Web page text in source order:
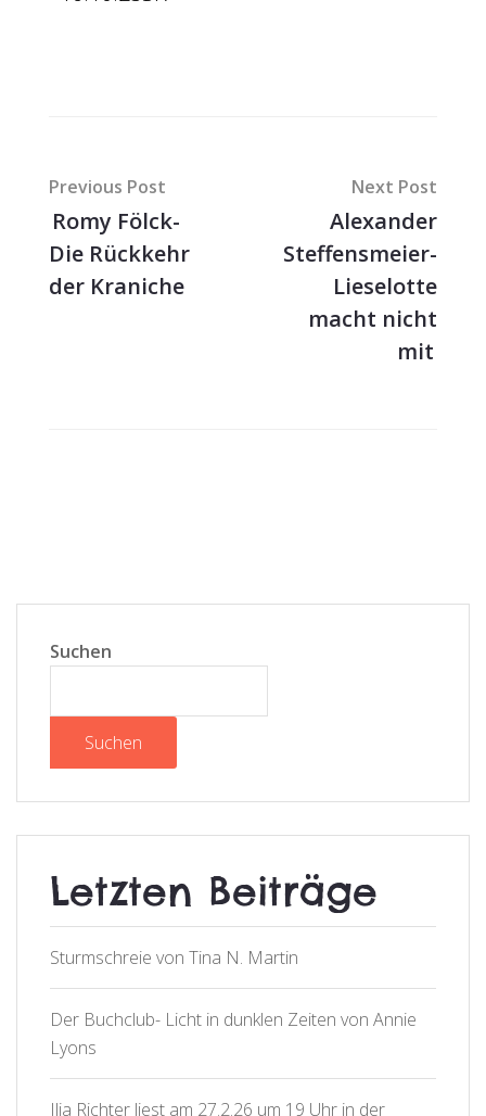
Previous Post
Romy Fölck-
Die Rückkehr
der Kraniche
Next Post
Alexander
Steffensmeier-
Lieselotte
macht nicht
mit
Suchen
Suchen
Letzten Beiträge
Sturmschreie von Tina N. Martin
Der Buchclub- Licht in dunklen Zeiten von Annie
Lyons
Ilja Richter liest am 27.2.26 um 19 Uhr in der